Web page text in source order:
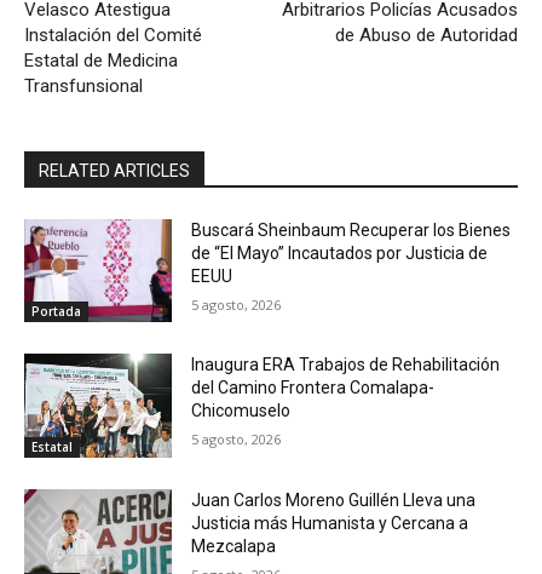
Velasco Atestigua
Instalación del Comité
Estatal de Medicina
Transfunsional
Arbitrarios Policías Acusados
de Abuso de Autoridad
RELATED ARTICLES
Portada
Buscará Sheinbaum Recuperar los Bienes
de “El Mayo” Incautados por Justicia de
EEUU
5 agosto, 2026
Estatal
Inaugura ERA Trabajos de Rehabilitación
del Camino Frontera Comalapa-
Chicomuselo
5 agosto, 2026
Juan Carlos Moreno Guillén Lleva una
Justicia más Humanista y Cercana a
Mezcalapa